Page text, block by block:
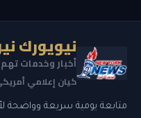
نيويورك
أخبار وخدمات
كيان إعلامي أمريكي
متابعة يومية سريعة وواضحة